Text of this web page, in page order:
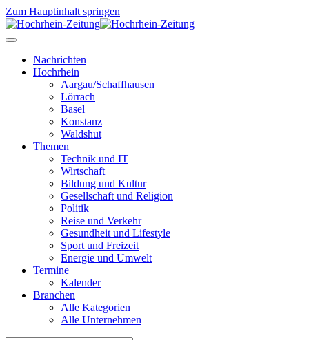
Zum Hauptinhalt springen
Nachrichten
Hochrhein
Aargau/Schaffhausen
Lörrach
Basel
Konstanz
Waldshut
Themen
Technik und IT
Wirtschaft
Bildung und Kultur
Gesellschaft und Religion
Politik
Reise und Verkehr
Gesundheit und Lifestyle
Sport und Freizeit
Energie und Umwelt
Termine
Kalender
Branchen
Alle Kategorien
Alle Unternehmen